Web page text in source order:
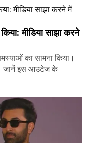
मीडिया साझा करने
का सामना किया।
जानें इस आउटेज के